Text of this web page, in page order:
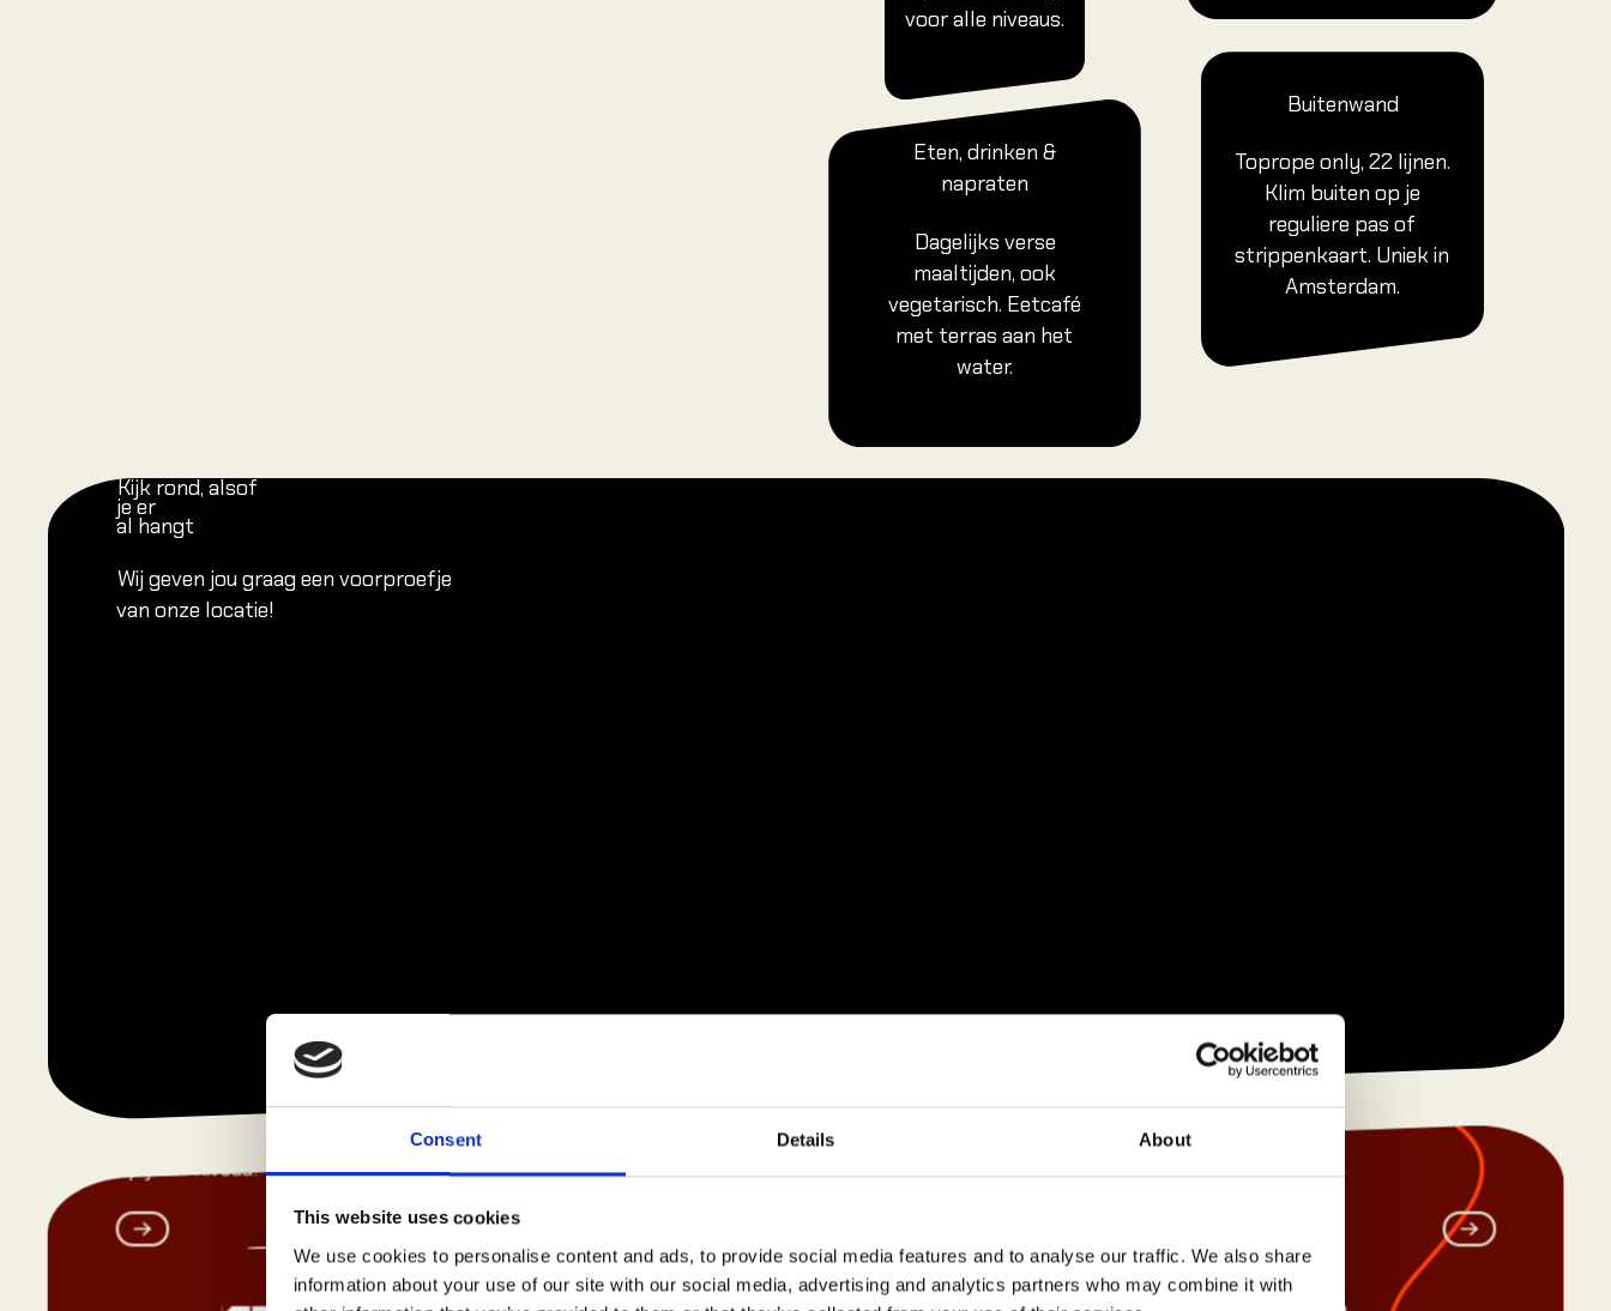
Consent Details About
This website uses cookies
We use cookies to personalise content and ads, to provide social media features and to analyse our traffic. We also share
information about your use of our site with our social media, advertising and analytics partners who may combine it with
voor alle niveaus.
Eten, drinken &
napraten
Dagelijks verse
maaltijden, ook
vegetarisch. Eetcafé
met terras aan het
water.
Buitenwand
Toprope only, 22 lijnen.
Klim buiten op je
reguliere pas of
strippenkaart. Uniek in
Amsterdam.
Kijk rond, alsof
je er
al hangt
Wij geven jou graag een voorproefje
van onze locatie!
op jouw niveau!